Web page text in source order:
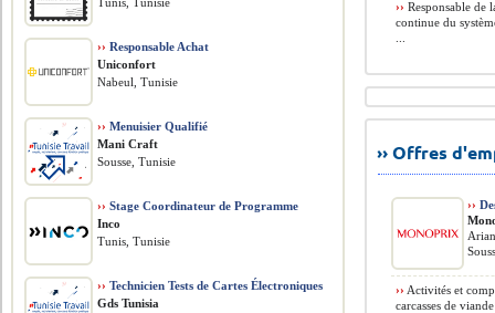
›› Responsable de
continue du
›› Offres
››
›› Activités et
carcasses de
›› Responsable Achat
Uniconfort
Nabeul, Tunisie
›› Menuisier Qualifié
Mani Craft
Sousse, Tunisie
›› Stage Coordinateur de Programme
Inco
Tunis, Tunisie
›› Technicien Tests de Cartes Électroniques
Gds Tunisia